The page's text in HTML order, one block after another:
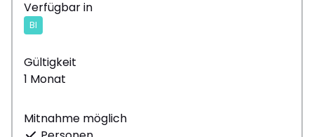
Verfügbar in
BI
Gültigkeit
1 Monat
Mitnahme möglich